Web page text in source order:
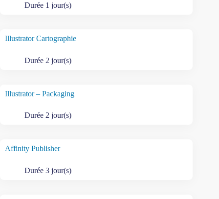
Durée 1 jour(s)
Illustrator Cartographie
Durée 2 jour(s)
Illustrator – Packaging
Durée 2 jour(s)
Affinity Publisher
Durée 3 jour(s)